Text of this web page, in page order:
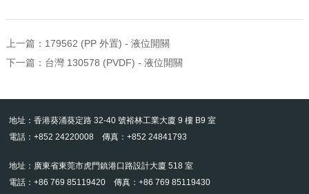
上一篇： 179562 (PP 外置) - 液位開關
下一篇： 台灣 130578 (PVDF) - 液位開關
地址：香港葵涌葵定路 32-40 號裕林工業大廈 9 樓 B9 室
電話：+852 24220008 傳真：+852 24841793
地址：廣東省東莞市虎門鎮港口路設計大廈 518 室
電話：+86 769 85119420 傳真：+86 769 85119430